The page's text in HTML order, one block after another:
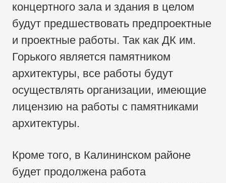
концертного зала и здания в целом
будут предшествовать предпроектные
и проектные работы. Так как ДК им.
Горького является памятником
архитектуры, все работы будут
осуществлять организации, имеющие
лицензию на работы с памятниками
архитектуры.
Кроме того, в Калининском районе
будет продолжена работа